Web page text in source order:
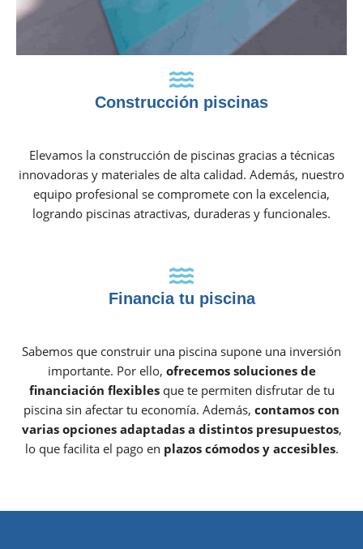
Construcción piscinas
Elevamos la construcción de piscinas gracias a técnicas
innovadoras y materiales de alta calidad. Además, nuestro
equipo profesional se compromete con la excelencia,
logrando piscinas atractivas, duraderas y funcionales.
Financia tu piscina
Sabemos que construir una piscina supone una inversión
importante. Por ello, ofrecemos soluciones de
financiación flexiblesque te permiten disfrutar de tu
piscina sin afectar tu economía. Además, contamos con
varias opciones adaptadas a distintos presupuestos,
lo que facilita el pago en plazos cómodos y accesibles.